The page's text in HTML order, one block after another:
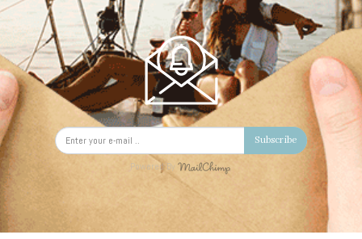
Subscribe
Powered By